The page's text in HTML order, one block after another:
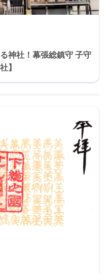
神社！幕張総鎮守 子守
】